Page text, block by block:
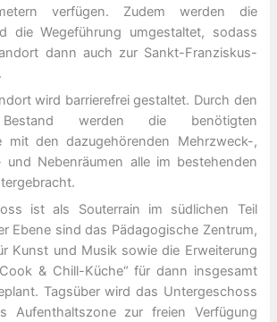
verfügen. Zudem werden die
die Wegeführung umgestaltet, sodass
dann auch zur Sankt-Franziskus-
wird barrierefrei gestaltet. Durch den
werden die benötigten
mit den dazugehörenden Mehrzweck-,
und Nebenräumen alle im bestehenden
ist als Souterrain im südlichen Teil
Ebene sind das Pädagogische Zentrum,
Kunst und Musik sowie die Erweiterung
& Chill-Küche“ für dann insgesamt
Tagsüber wird das Untergeschoss
Aufenthaltszone zur freien Verfügung